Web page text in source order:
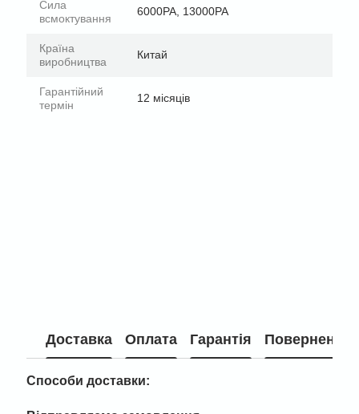
Сила
всмоктування
6000PA, 13000PA
Країна
виробництва
Китай
Гарантійний
термін
12 місяців
Доставка Оплата Гарантія Повернення
Способи доставки: